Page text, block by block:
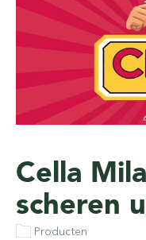
Cella
scheren
Producten